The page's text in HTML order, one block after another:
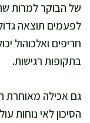
של הבוקר למרות
לפעמים תוצאה
חריפים ואלכוהול
בתקופות רגישות.
גם אכילה מאוחרת
הסיכון לאי נוחות